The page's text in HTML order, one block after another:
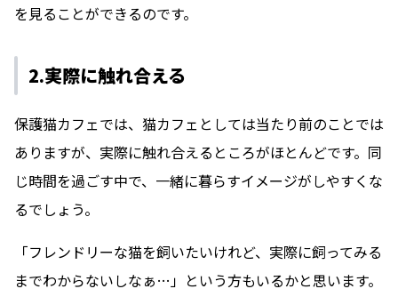
を見ることができるのです。
2.実際に触れ合える
保護猫カフェでは、猫カフェとしては当たり前のことでは
ありますが、実際に触れ合えるところがほとんどです。同
じ時間を過ごす中で、一緒に暮らすイメージがしやすくな
るでしょう。
「フレンドリーな猫を飼いたいけれど、実際に飼ってみる
までわからないしなぁ…」という方もいるかと思います。